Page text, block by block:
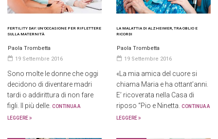
FERTILITY DAY: UN’OCCASIONE PER RIFLETTERE
SULLA MATERNITÀ
Paola Trombetta
19 Settembre 2016
Sono molte le donne che oggi
decidono di diventare madri
tardi o addirittura di non fare
figli. Il più delle. CONTINUA A
LEGGERE
LA MALATTIA DI ALZHEIMER, TRA OBLIO E
RICORDI
Paola Trombetta
19 Settembre 2016
«La mia amica del cuore si
chiama Maria e ha ottant’anni.
E’ ricoverata nella Casa di
riposo “Pio e Ninetta.
CONTINUA A
LEGGERE